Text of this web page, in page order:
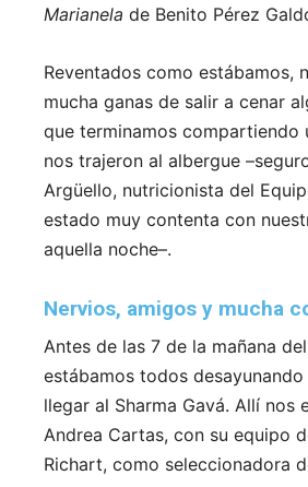
Marianela de Benito Pérez
Reventados como estábamos,
mucha ganas de salir a cenar
que terminamos compartiendo
nos trajeron al albergue
Argüello, nutricionista del
estado muy contenta con
aquella noche–.
Nervios, amigos y mucha
Antes de las 7 de la mañana
estábamos todos desayunando
llegar al Sharma Gavá. Allí nos
Andrea Cartas, con su equipo
Richart, como seleccionadora